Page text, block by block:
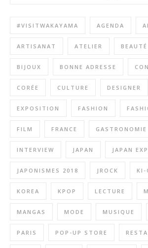
#VISITWAKAYAMA AGENDA
ARTISANAT ATELIER BEAUTÉ
BIJOUX BONNE ADRESSE
CORÉE CULTURE DESIGNER
EXPOSITION FASHION
FILM FRANCE GASTRONOMIE
INTERVIEW JAPAN JAPAN
JAPONISMES 2018 JROCK KI-
KOREA KPOP LECTURE
MANGAS MODE MUSIQUE
PARIS POP-UP STORE